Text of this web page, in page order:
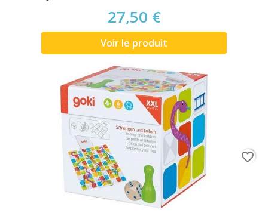
27,50 €
Voir le produit
favorite_border